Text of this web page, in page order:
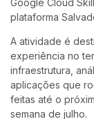
plataforma
A atividade é
experiência no
infraestrutura,
aplicações que
feitas até o
semana de julho.